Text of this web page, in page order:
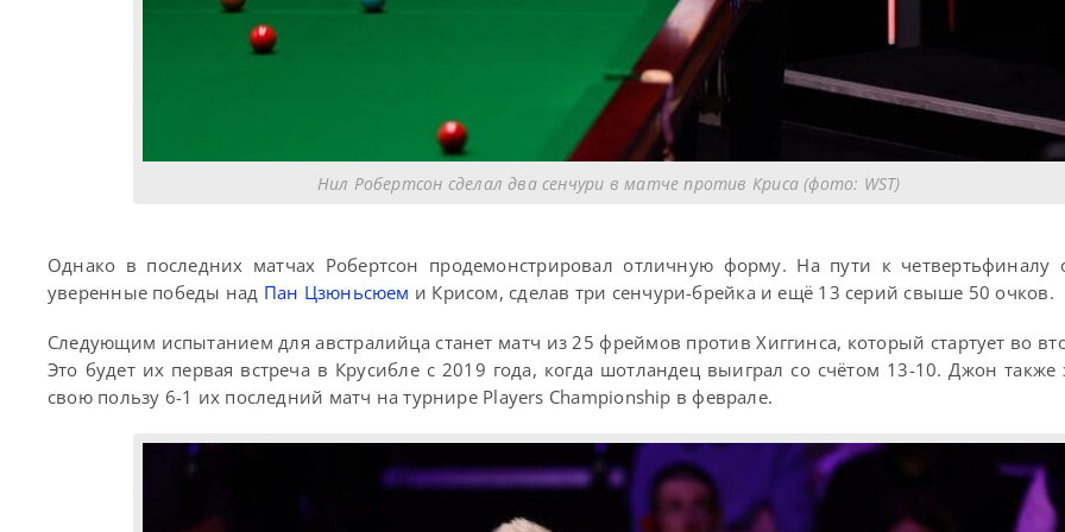
Нил Робертсон сделал два сенчури в матче против Криса (фото: WST)
Однако в последних матчах Робертсон продемонстрировал отличную форму. На пути к четвертьфиналу
уверенные победы над Пан Цзюньсюем и Крисом, сделав три сенчури-брейка и ещё 13 серий свыше 50 очков.
Следующим испытанием для австралийца станет матч из 25 фреймов против Хиггинса, который стартует во
Это будет их первая встреча в Крусибле с 2019 года, когда шотландец выиграл со счётом 13-10. Джон
свою пользу 6-1 их последний матч на турнире Players Championship в феврале.